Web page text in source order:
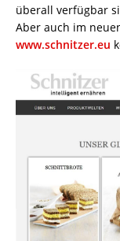
überall verfügbar
Aber auch im
www.schnitzer.eu